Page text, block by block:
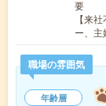
要
【来
ー、
職場の雰囲気
年齢層